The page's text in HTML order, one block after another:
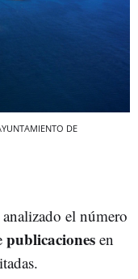
DE
el número
publicaciones en